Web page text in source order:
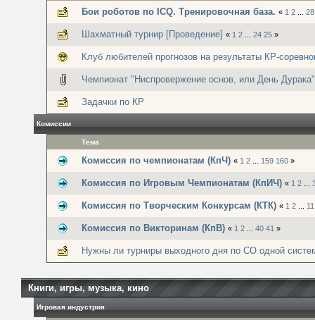
Бои роботов по ICQ. Тренировочная база. « 1 2 28
Шахматный турнир [Проведение] « 1 2 24 25 »
Клуб любителей прогнозов на результаты КР-
Чемпионат "Ниспровержение основ, или День
Задачки по КР
Комиссии
Тема
Комиссия по чемпионатам (КпЧ) « 1 2 159 160 »
Комиссия по Игровым Чемпионатам (КпИЧ) « 1 2
Комиссия по Творческим Конкурсам (КТК) « 1 2 11
Комиссия по Викторинам (КпВ) « 1 2 40 41 »
Нужны ли турниры выходного дня по СО одной
Книги, игры, музыка, кино
Игровая индустрия